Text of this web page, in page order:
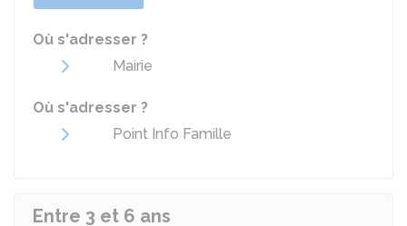
Où s'adresser ?
Mairie
Où s'adresser ?
Point Info Famille
Entre 3 et 6 ans